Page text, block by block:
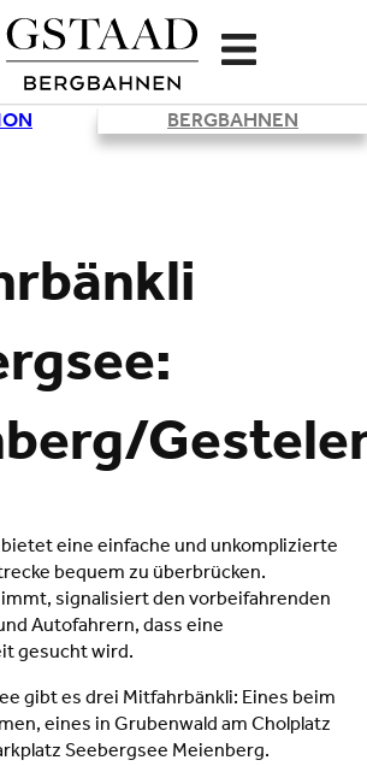
BERGBAHNEN
eine einfache und unkomplizierte
bequem zu überbrücken.
signalisiert den vorbeifahrenden
Autofahrern, dass eine
gesucht wird.
gibt es drei Mitfahrbänkli: Eines beim
eines in Grubenwald am Cholplatz
Seebergsee Meienberg.